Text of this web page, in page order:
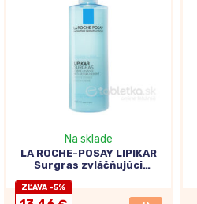
Na sklade
LA ROCHE-POSAY LIPIKAR
Surgras zvláčňujúci
ZĽAVA -5%